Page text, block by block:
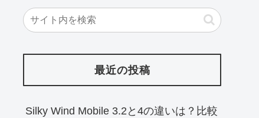
最近の投稿
Silky Wind Mobile 3.2と4の違いは？比較